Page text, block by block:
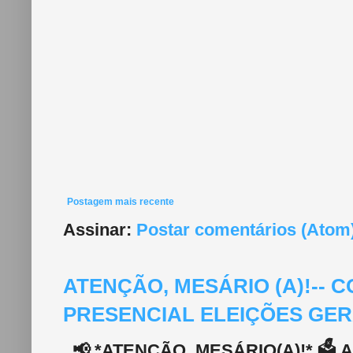
Postagem mais recente
Assinar: Postar comentários
ATENÇÃO, MESÁRIO (A)!--
PRESENCIAL ELEIÇÕES